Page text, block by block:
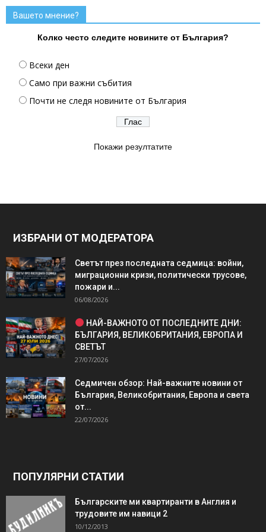
Вашето мнение?
Колко често следите новините от България?
Всеки ден
Само при важни събития
Почти не следя новините от България
Покажи резултатите
ИЗБРАНИ ОТ МОДЕРАТОРА
Светът през последната седмица: войни,
миграционни кризи, политически трусове,
пожари и...
06/08/2026
НАЙ-ВАЖНОТО ОТ ПОСЛЕДНИТЕ ДНИ:
БЪЛГАРИЯ, ВЕЛИКОБРИТАНИЯ, ЕВРОПА И
СВЕТЪТ
27/07/2026
Седмичен обзор: Най-важните новини от
България, Великобритания, Европа и света
от...
22/07/2026
ПОПУЛЯРНИ СТАТИИ
Българските ми квартиранти в Англия и
трудовите им навици 2
10/12/2013